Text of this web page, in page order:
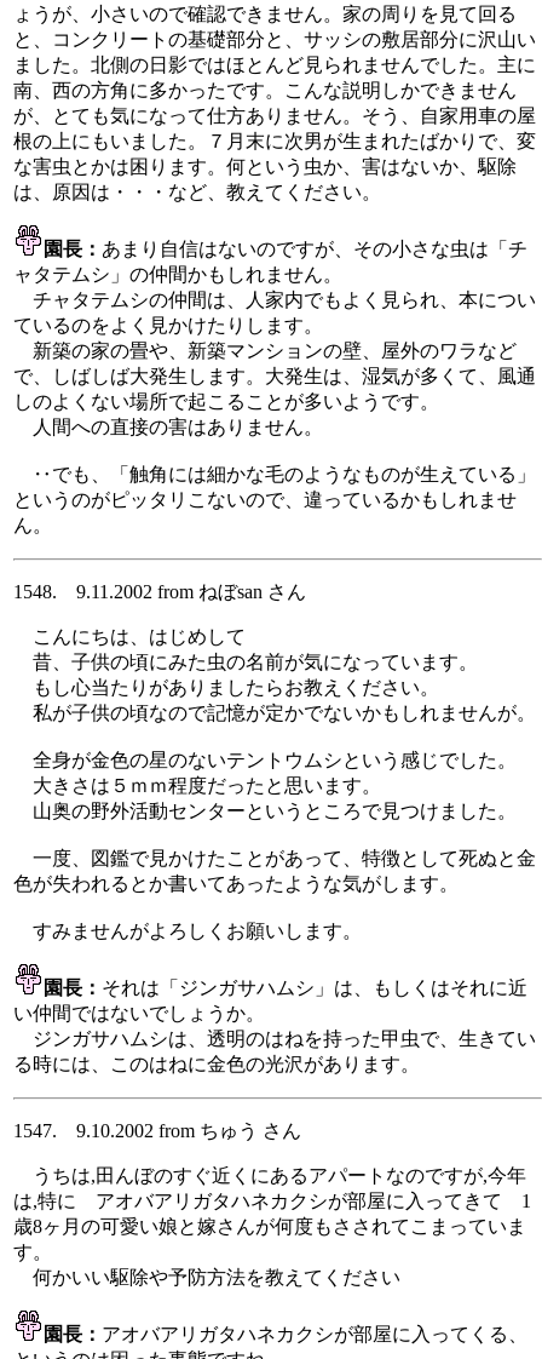
ょうが、小さいので確認できません。家の周りを見て回る
と、コンクリートの基礎部分と、サッシの敷居部分に沢山い
ました。北側の日影ではほとんど見られませんでした。主に
南、西の方角に多かったです。こんな説明しかできません
が、とても気になって仕方ありません。そう、自家用車の屋
根の上にもいました。７月末に次男が生まれたばかりで、変
な害虫とかは困ります。何という虫か、害はないか、駆除
は、原因は・・・など、教えてください。
園長： あまり自信はないのですが、その小さな虫は「チ
ャタテムシ」の仲間かもしれません。
チャタテムシの仲間は、人家内でもよく見られ、本につい
ているのをよく見かけたりします。
新築の家の畳や、新築マンションの壁、屋外のワラなど
で、しばしば大発生します。大発生は、湿気が多くて、風通
しのよくない場所で起こることが多いようです。
人間への直接の害はありません。
‥でも、「触角には細かな毛のようなものが生えている」
というのがピッタリこないので、違っているかもしれませ
ん。
1548. 9.11.2002 from ねぼsan さん
こんにちは、はじめして
昔、子供の頃にみた虫の名前が気になっています。
もし心当たりがありましたらお教えください。
私が子供の頃なので記憶が定かでないかもしれませんが。
全身が金色の星のないテントウムシという感じでした。
大きさは５ｍｍ程度だったと思います。
山奥の野外活動センターというところで見つけました。
一度、図鑑で見かけたことがあって、特徴として死ぬと金
色が失われるとか書いてあったような気がします。
すみませんがよろしくお願いします。
園長： それは「ジンガサハムシ」は、もしくはそれに近
い仲間ではないでしょうか。
ジンガサハムシは、透明のはねを持った甲虫で、生きてい
る時には、このはねに金色の光沢があります。
1547. 9.10.2002 from ちゅう さん
うちは,田んぼのすぐ近くにあるアパートなのですが,今年
は,特に アオバアリガタハネカクシが部屋に入ってきて 1
歳8ヶ月の可愛い娘と嫁さんが何度もさされてこまっていま
す。
何かいい駆除や予防方法を教えてください
園長： アオバアリガタハネカクシが部屋に入ってくる、